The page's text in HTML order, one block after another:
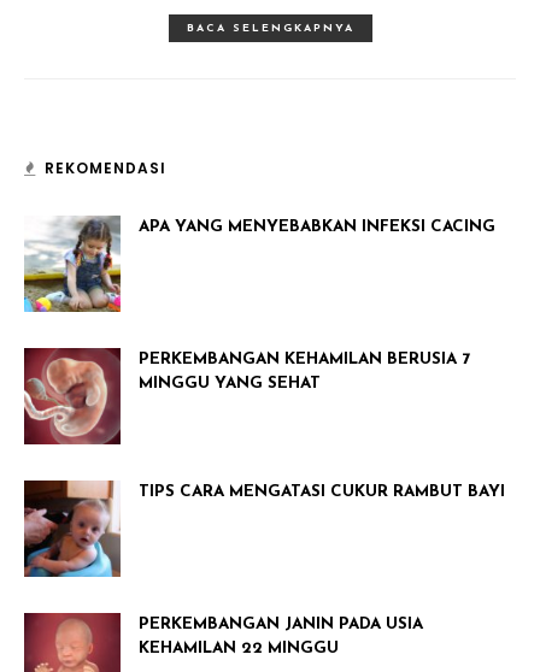
BACA SELENGKAPNYA
REKOMENDASI
APA YANG MENYEBABKAN INFEKSI CACING
PERKEMBANGAN KEHAMILAN BERUSIA 7
MINGGU YANG SEHAT
TIPS CARA MENGATASI CUKUR RAMBUT BAYI
PERKEMBANGAN JANIN PADA USIA
KEHAMILAN 22 MINGGU